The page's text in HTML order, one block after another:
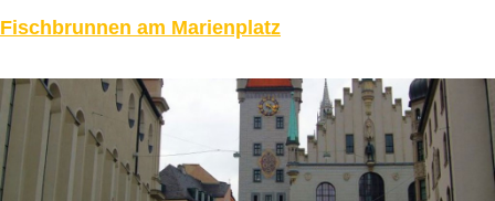
Fischbrunnen am Marienplatz